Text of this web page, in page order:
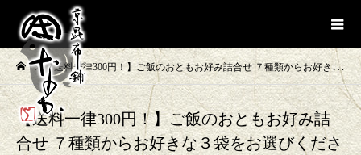
【送料一律300円！】ご飯のおともお好み詰合せ ７種類からお好きな３袋をお選びください
【送料一律300円！】ご飯のおともお好み詰
合せ ７種類からお好きな３袋をお選びくださ